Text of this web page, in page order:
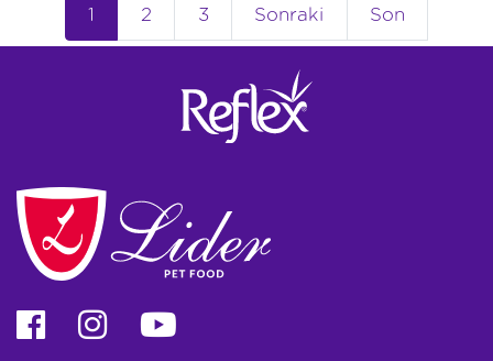
1 2 3 Sonraki Son